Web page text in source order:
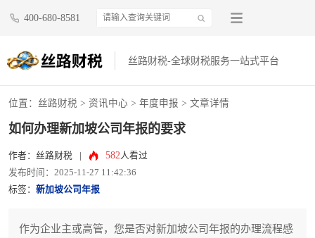
400-680-8581
丝路财税-全球财税服务一站式平台
位置： 丝路财税 > 资讯中心 > 年度申报 > 文章详情
如何办理新加坡公司年报的要求
作者：丝路财税 582人看过
发布时间：2025-11-27 11:42:36
标签： 新加坡公司年报
作为企业主或高管，您是否对新加坡公司年报的办理流程感